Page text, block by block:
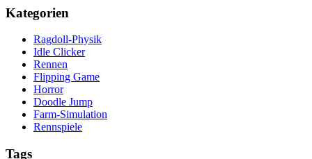
Kategorien
Ragdoll-Physik
Idle Clicker
Rennen
Flipping Game
Horror
Doodle Jump
Farm-Simulation
Rennspiele
Tags